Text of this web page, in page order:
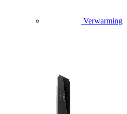
Verwarming